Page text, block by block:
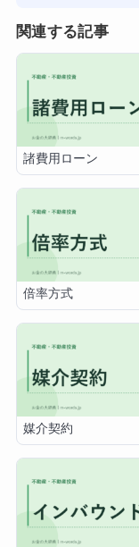
関連する記事
諸費用ローン
倍率方式
媒介契約